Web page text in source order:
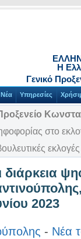
Η
Γενικό
Νέα Υπηρεσίες
στο
διάρκεια
2023
- Νέα